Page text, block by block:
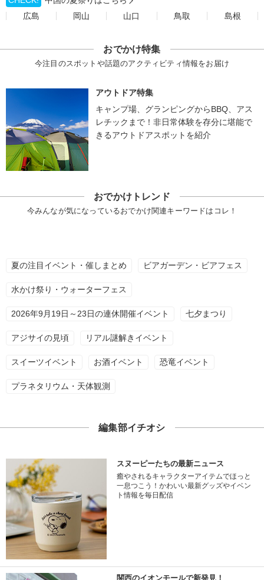
広島
岡山 山口 鳥取 島根
おでかけ特集
今注目のスポットや話題のアクティビティ情報をお届け
アウトドア特集
キャンプ場、グランピングからBBQ、アス
レチックまで！非日常体験を存分に堪能で
きるアウトドアスポットを紹介
おでかけトレンド
今みんなが気になっているおでかけ関連キーワードはコレ！
夏の注目イベント・催しまとめ ビアガーデン・ビアフェス
水かけ祭り・ウォーターフェス
2026年9月19日～23日の連休開催イベント 七夕まつり
アジサイの見頃 リアル謎解きイベント
スイーツイベント お酒イベント 恐竜イベント
プラネタリウム・天体観測
編集部イチオシ
スヌーピーたちの最新ニュース
癒やされるキャラクターアイテムでほっと
一息つこう！かわいい最新グッズやイベン
ト情報を毎日配信
関西のイオンモールで新発見！